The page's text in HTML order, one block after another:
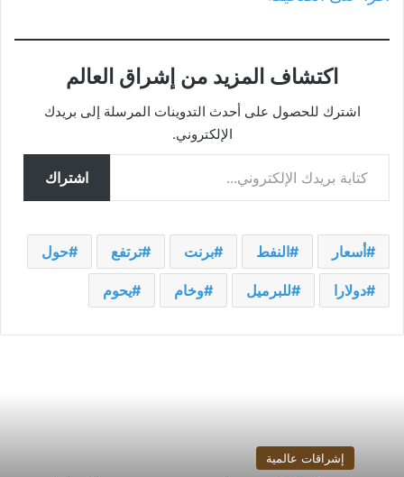
اكتشاف المزيد من إشراق العالم
اشترك للحصول على أحدث التدوينات المرسلة إلى بريدك
الإلكتروني.
كتابة بريدك الإلكتروني...
اشتراك
أسعار النفط برنت ترتفع حول
دولارا للبرميل وخام يحوم
إشراقات عالمية